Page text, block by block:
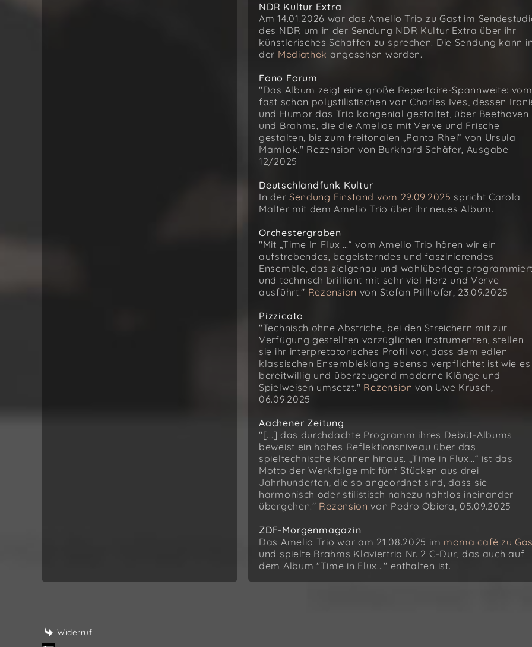
NDR Kultur Extra
Am 14.01.2026 war das Amelio Trio zu Gast im
des NDR um in der Sendung NDR Kultur Extra über ihr
künstlerisches Schaffen zu sprechen. Die Sendung kann
der Mediathek angesehen werden.
Fono Forum
"Das Album zeigt eine große Repertoire-Spannweite: vom
fast schon polystilistischen von Charles Ives, dessen
und Humor das Trio kongenial gestaltet, über Beethoven
und Brahms, die die Amelios mit Verve und Frische
gestalten, bis zum freitonalen „Panta Rhei“ von Ursula
Mamlok." Rezension von Burkhard Schäfer, Ausgabe
12/2025
Deutschlandfunk Kultur
In der Sendung Einstand vom 29.09.2025 spricht Carola
Malter mit dem Amelio Trio über ihr neues Album.
Orchestergraben
"Mit „Time In Flux …“ vom Amelio Trio hören wir ein
aufstrebendes, begeisterndes und faszinierendes
Ensemble, das zielgenau und wohlüberlegt
und technisch brilliant mit sehr viel Herz und Verve
ausführt!" Rezension von Stefan Pillhofer, 23.09.2025
Pizzicato
"Technisch ohne Abstriche, bei den Streichern mit zur
Verfügung gestellten vorzüglichen Instrumenten, stellen
sie ihr interpretatorisches Profil vor, dass dem edlen
klassischen Ensembleklang ebenso verpflichtet ist wie es
bereitwillig und überzeugend moderne Klänge und
Spielweisen umsetzt." Rezension von Uwe Krusch,
06.09.2025
Aachener Zeitung
"[...] das durchdachte Programm ihres Debüt-Albums
beweist ein hohes Reflektionsniveau über das
spieltechnische Können hinaus. „Time in Flux…“ ist das
Motto der Werkfolge mit fünf Stücken aus drei
Jahrhunderten, die so angeordnet sind, dass sie
harmonisch oder stilistisch nahezu nahtlos ineinander
übergehen." Rezension von Pedro Obiera, 05.09.2025
ZDF-Morgenmagazin
Das Amelio Trio war am 21.08.2025 im moma café zu
und spielte Brahms Klaviertrio Nr. 2 C-Dur, das auch auf
dem Album "Time in Flux..." enthalten ist.
Widerruf